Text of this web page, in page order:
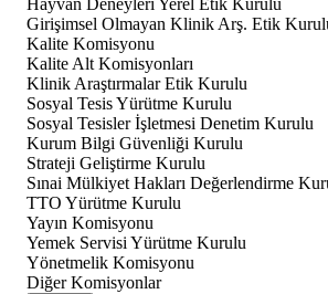
Hayvan Deneyleri Yerel Etik Kurulu
Girişimsel Olmayan Klinik Arş. Etik
Kalite Komisyonu
Kalite Alt Komisyonları
Klinik Araştırmalar Etik Kurulu
Sosyal Tesis Yürütme Kurulu
Sosyal Tesisler İşletmesi Denetim Kurulu
Kurum Bilgi Güvenliği Kurulu
Strateji Geliştirme Kurulu
Sınai Mülkiyet Hakları Değerlendirme
TTO Yürütme Kurulu
Yayın Komisyonu
Yemek Servisi Yürütme Kurulu
Yönetmelik Komisyonu
Diğer Komisyonlar